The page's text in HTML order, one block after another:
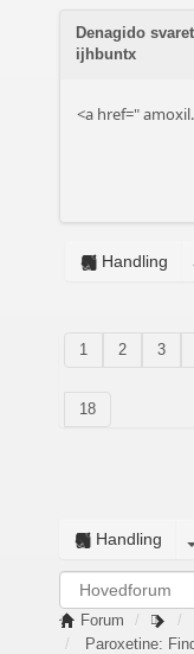
Denagido
ijhbuntx
<a href="
Handling
1 2 3
18
Handling
Forum
Paroxetine: